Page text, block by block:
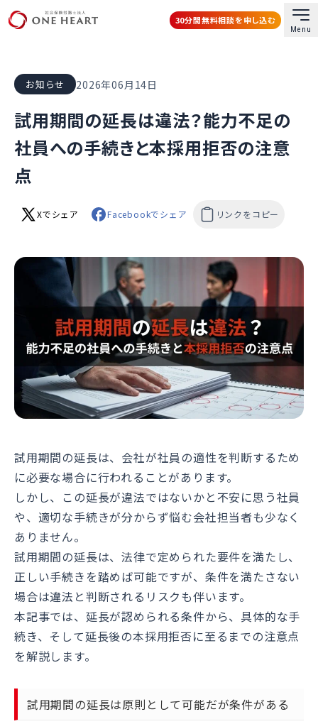
30分間無料相談を申し込む
Menu
お知らせ 2026年06月14日
試用期間の延長は違法？能力不足の
社員への手続きと本採用拒否の注意
点
Xでシェア Facebookでシェア リンクをコピー
試用期間の延長は、会社が社員の適性を判断するため
に必要な場合に行われることがあります。
しかし、この延長が違法ではないかと不安に思う社員
や、適切な手続きが分からず悩む会社担当者も少なく
ありません。
試用期間の延長は、法律で定められた要件を満たし、
正しい手続きを踏めば可能ですが、条件を満たさない
場合は違法と判断されるリスクも伴います。
本記事では、延長が認められる条件から、具体的な手
続き、そして延長後の本採用拒否に至るまでの注意点
を解説します。
試用期間の延長は原則として可能だが条件がある